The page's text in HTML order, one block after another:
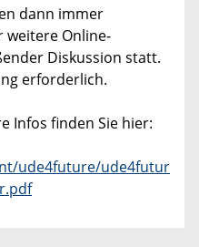
dann immer
weitere Online-
Diskussion statt.
erforderlich.
Infos finden Sie hier:
ude4future/ude4futur